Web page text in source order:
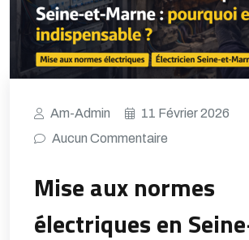
Am-Admin
11 Février 2026
Aucun Commentaire
Mise aux normes
électriques en